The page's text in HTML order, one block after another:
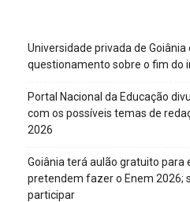
Universidade privada de Goiânia
questionamento sobre o fim do
Portal Nacional da Educação
com os possíveis temas de
2026
Goiânia terá aulão gratuito para
pretendem fazer o Enem 2026;
participar